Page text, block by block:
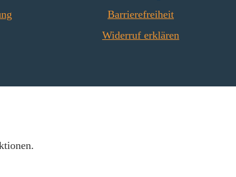
Barrierefreiheit
Widerruf erklären